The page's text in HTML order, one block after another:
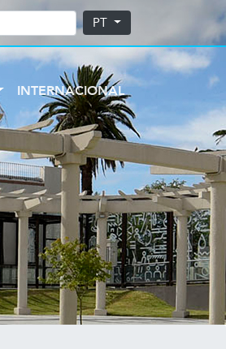
PT
INTERNACIONAL